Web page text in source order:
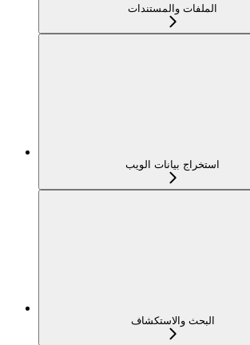
الملفات والمستندات
استخراج بيانات الويب
البحث والاستكشاف